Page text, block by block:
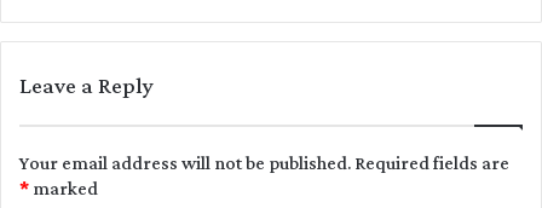
Leave a Reply
Your email address will not be published.Required fields are
marked
*